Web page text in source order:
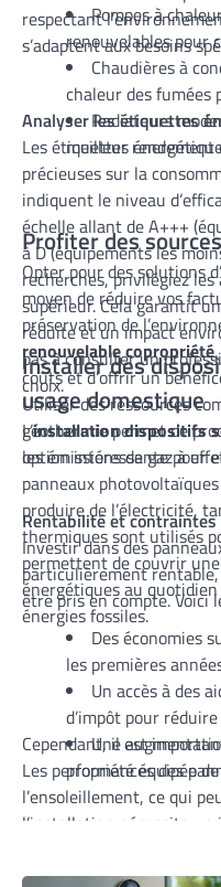
respectant
s’adaptent aux besoins
Pompes à
renouvelables pour
Chaudières à
chaleur des fumées
Radiateurs
meilleur rendement
Analyser les étiquettes
Les étiquettes
précieuses sur la
indiquent le niveau
échelle allant de A+++
à D (équipements les
recherches, privilégiez
supérieur. Cela garantit
réduite et un impact
pas à consulter un
choix.
Profiter des
Opter pour des solutions
moyen de réduire vos
préservation de
renouvelable copropriété
coûts et d’offrir un
Utiliser des ressources
géothermie permet de
les émissions de gaz à
Installer des
usage domestique
L’installation dispositifs
option intéressante pour
panneaux
produire de l’électricité,
thermiques sont utilisés
permettent de couvrir
énergétiques au
énergies fossiles.
Rentabilité et
Investir dans des
particulièrement
être pris en compte. Voici
Des économies
les premières
Un accès à des
d’impôt pour
Une
propriété équipée
Cependant, il est
Les performances des
l’ensoleillement, ce qui
l’installation nécessite
conséquent, bien
entretien régulier est